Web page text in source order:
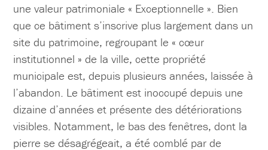
une valeur patrimoniale « Exceptionnelle ». Bien
que ce bâtiment s’inscrive plus largement dans un
site du patrimoine, regroupant le « cœur
institutionnel » de la ville, cette propriété
municipale est, depuis plusieurs années, laissée à
l’abandon. Le bâtiment est inoccupé depuis une
dizaine d’années et présente des détériorations
visibles. Notamment, le bas des fenêtres, dont la
pierre se désagrégeait, a été comblé par de